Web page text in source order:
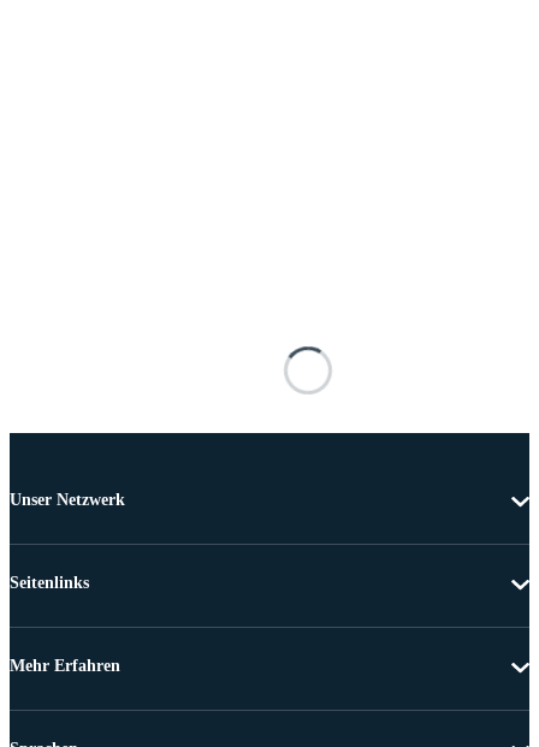
Unser Netzwerk
Seitenlinks
Mehr Erfahren